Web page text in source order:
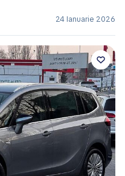
24 Ianuarie 2026